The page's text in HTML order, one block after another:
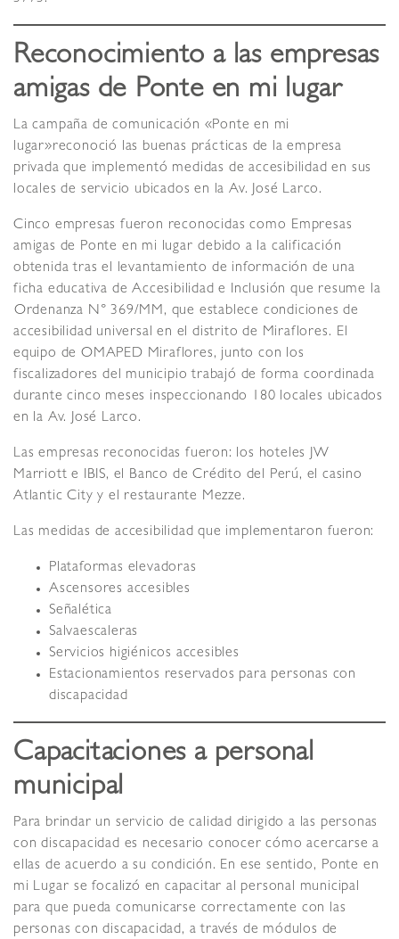
Reconocimiento a las empresas
amigas de Ponte en mi lugar
La campaña de comunicación «Ponte en mi
lugar»reconoció las buenas prácticas de la empresa
privada que implementó medidas de accesibilidad en sus
locales de servicio ubicados en la Av. José Larco.
Cinco empresas fueron reconocidas como Empresas
amigas de Ponte en mi lugar debido a la calificación
obtenida tras el levantamiento de información de una
ficha educativa de Accesibilidad e Inclusión que resume la
Ordenanza N° 369/MM, que establece condiciones de
accesibilidad universal en el distrito de Miraflores. El
equipo de OMAPED Miraflores, junto con los
fiscalizadores del municipio trabajó de forma coordinada
durante cinco meses inspeccionando 180 locales ubicados
en la Av. José Larco.
Las empresas reconocidas fueron: los hoteles JW
Marriott e IBIS, el Banco de Crédito del Perú, el casino
Atlantic City y el restaurante Mezze.
Las medidas de accesibilidad que implementaron fueron:
Plataformas elevadoras
Ascensores accesibles
Señalética
Salvaescaleras
Servicios higiénicos accesibles
Estacionamientos reservados para personas con
discapacidad
Capacitaciones a personal
municipal
Para brindar un servicio de calidad dirigido a las personas
con discapacidad es necesario conocer cómo acercarse a
ellas de acuerdo a su condición. En ese sentido, Ponte en
mi Lugar se focalizó en capacitar al personal municipal
para que pueda comunicarse correctamente con las
personas con discapacidad, a través de módulos de